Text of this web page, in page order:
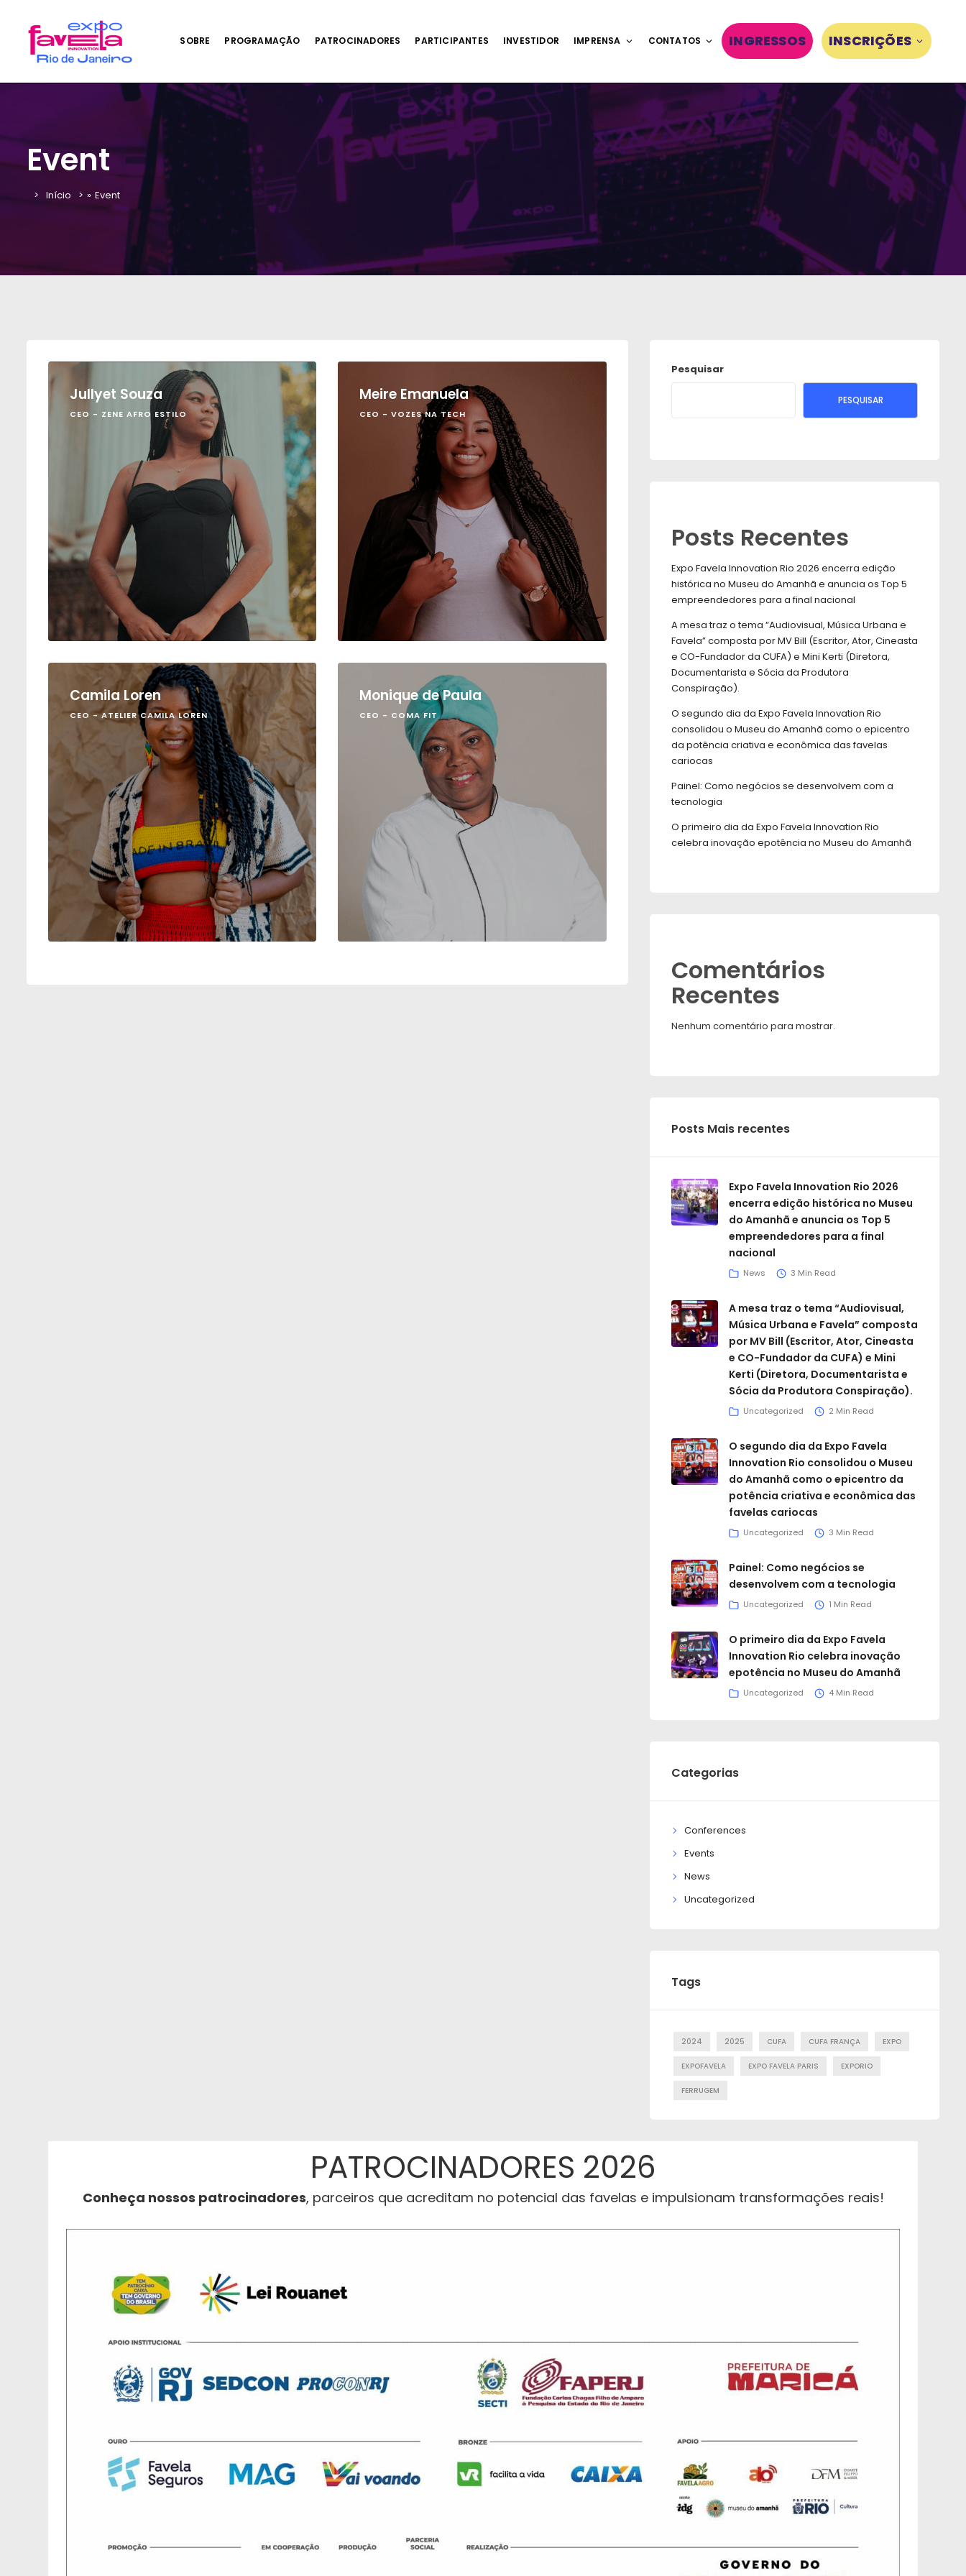
SOBRE PROGRAMAÇÃO PATROCINADORES PARTICIPANTES INVESTIDOR IMPRENSA CONTATOS INGRESSOS INSCRIÇÕES
Event
Início » Event
Jullyet Souza
CEO - ZENE AFRO ESTILO
Meire Emanuela
CEO - VOZES NA TECH
Camila Loren
CEO - ATELIER CAMILA LOREN
Monique de Paula
CEO - COMA FIT
Pesquisar
PESQUISAR
Posts Recentes
Expo Favela Innovation Rio 2026 encerra edição
histórica no Museu do Amanhã e anuncia os Top 5
empreendedores para a final nacional
A mesa traz o tema “Audiovisual, Música Urbana e
Favela” composta por MV Bill (Escritor, Ator, Cineasta
e CO-Fundador da CUFA) e Mini Kerti (Diretora,
Documentarista e Sócia da Produtora
Conspiração).
O segundo dia da Expo Favela Innovation Rio
consolidou o Museu do Amanhã como o epicentro
da potência criativa e econômica das favelas
cariocas
Painel: Como negócios se desenvolvem com a
tecnologia
O primeiro dia da Expo Favela Innovation Rio
celebra inovação epotência no Museu do Amanhã
Comentários
Recentes
Nenhum comentário para mostrar.
Posts Mais recentes
Expo Favela Innovation Rio 2026
encerra edição histórica no Museu
do Amanhã e anuncia os Top 5
empreendedores para a final
nacional
News 3 Min Read
A mesa traz o tema “Audiovisual,
Música Urbana e Favela” composta
por MV Bill (Escritor, Ator, Cineasta
e CO-Fundador da CUFA) e Mini
Kerti (Diretora, Documentarista e
Sócia da Produtora Conspiração).
Uncategorized 2 Min Read
O segundo dia da Expo Favela
Innovation Rio consolidou o Museu
do Amanhã como o epicentro da
potência criativa e econômica das
favelas cariocas
Uncategorized 3 Min Read
Painel: Como negócios se
desenvolvem com a tecnologia
Uncategorized 1 Min Read
O primeiro dia da Expo Favela
Innovation Rio celebra inovação
epotência no Museu do Amanhã
Uncategorized 4 Min Read
Categorias
Conferences
Events
News
Uncategorized
Tags
2024 2025 CUFA CUFA FRANÇA EXPO
EXPOFAVELA EXPO FAVELA PARIS EXPORIO
FERRUGEM
PATROCINADORES 2026
Conheça nossos patrocinadores, parceiros que acreditam no potencial das favelas e impulsionam transformações reais!